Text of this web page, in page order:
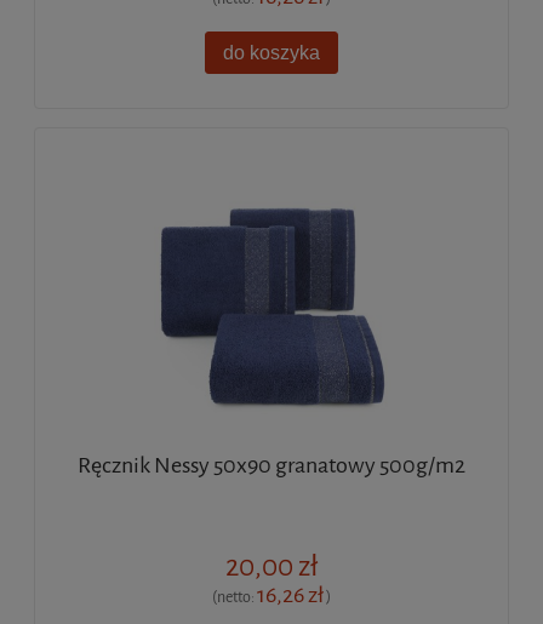
do koszyka
Ręcznik Nessy 50x90 granatowy 500g/m2
20,00 zł
(netto:16,26 zł)